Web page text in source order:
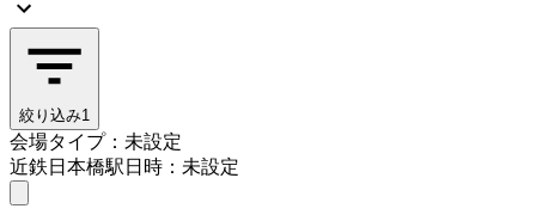
絞り込み1
会場タイプ：未設定
近鉄日本橋駅日時：未設定